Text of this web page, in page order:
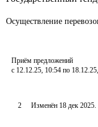
Осуществление
Приём предложений
с 12.12.25, 10:54 по
2 Изменён 18 дек 2025.